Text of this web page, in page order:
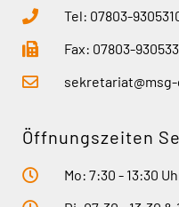
Tel: 07803-
Fax: 07803-
Öffnungszeiten
Mo: 7:30 - 13:30